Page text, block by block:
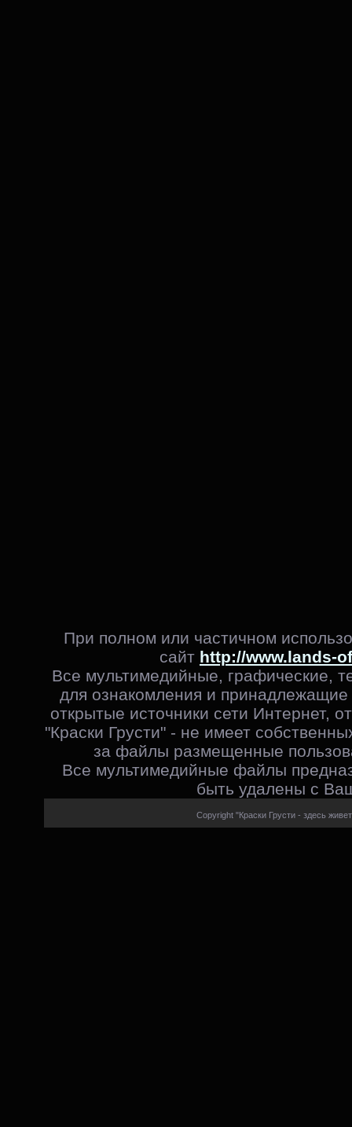
При полном или частичном
сайт http://www.lands-
Все мультимедийные, графические,
для ознакомления и принадлежащие
открытые источники сети Интернет,
"Краски Грусти" - не имеет
за файлы размещенные
Все мультимедийные файлы
быть удалены с
Copyright "Краски Грусти - здесь